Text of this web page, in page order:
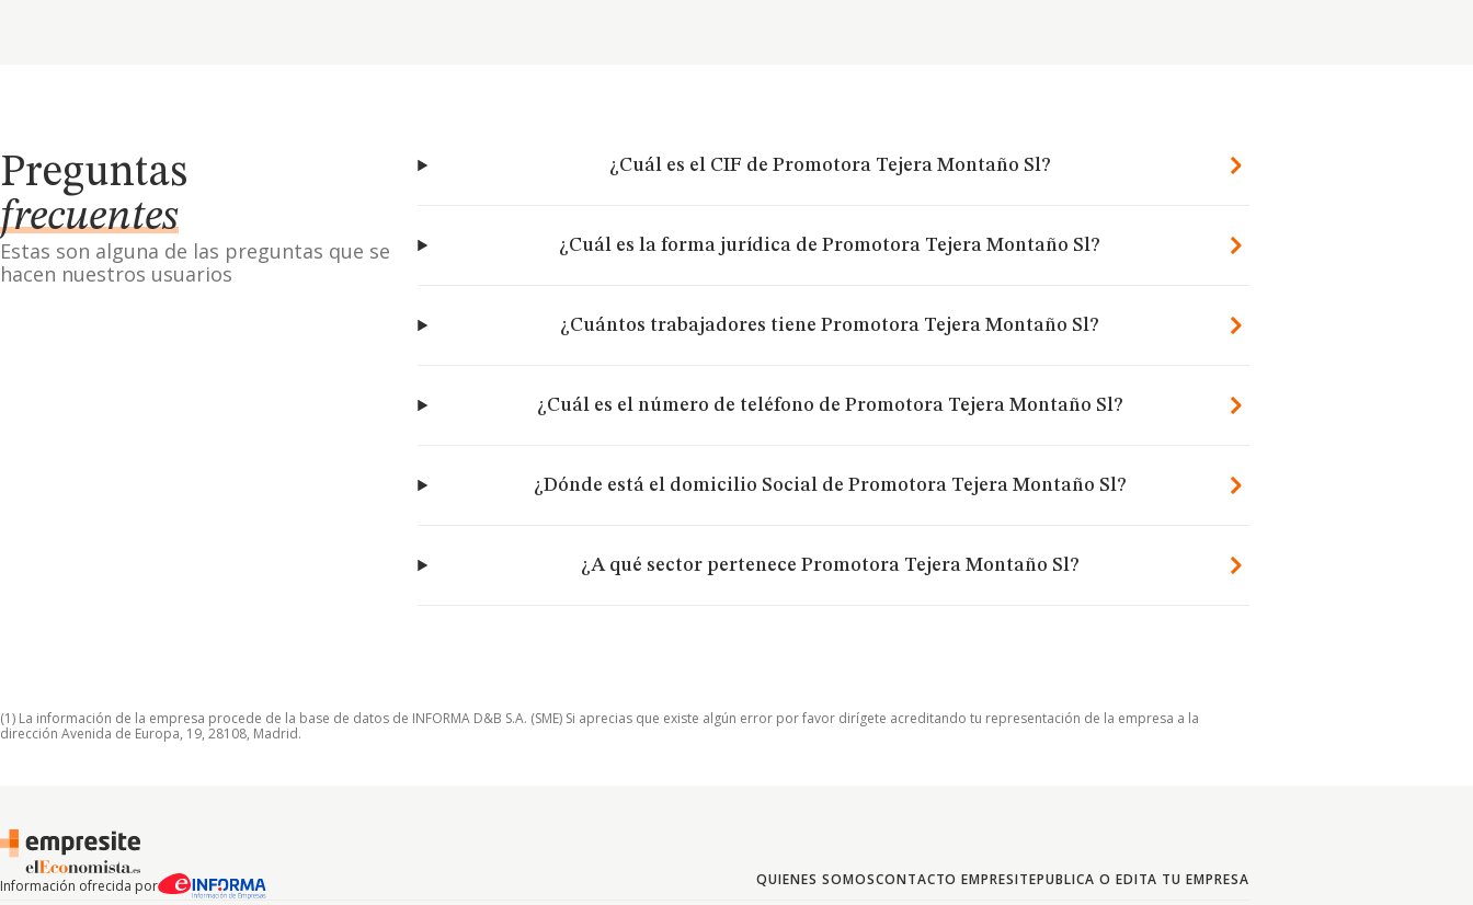
Preguntas
frecuentes
Estas son alguna de las preguntas que se
hacen nuestros usuarios
¿Cuál es el CIF de Promotora Tejera Montaño Sl?
¿Cuál es la forma jurídica de Promotora Tejera Montaño Sl?
¿Cuántos trabajadores tiene Promotora Tejera Montaño Sl?
¿Cuál es el número de teléfono de Promotora Tejera Montaño Sl?
¿Dónde está el domicilio Social de Promotora Tejera Montaño Sl?
¿A qué sector pertenece Promotora Tejera Montaño Sl?
(1) La información de la empresa procede de la base de datos de INFORMA D&B S.A. (SME) Si aprecias que existe algún error por favor dirígete acreditando tu representación de la empresa a la
dirección Avenida de Europa, 19, 28108, Madrid.
Información ofrecida por QUIENES SOMOSCONTACTO EMPRESITEPUBLICA O EDITA TU EMPRESA